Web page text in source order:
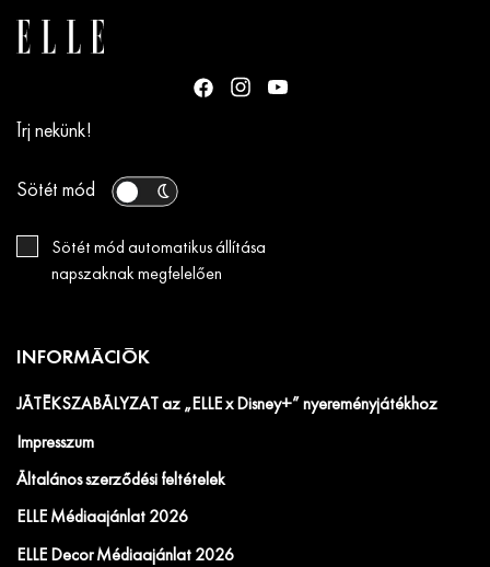
Írj nekünk!
Sötét mód
Sötét mód automatikus állítása
napszaknak megfelelően
INFORMÁCIÓK
JÁTÉKSZABÁLYZAT az „ELLE x Disney+” nyereményjátékhoz
Impresszum
Általános szerződési feltételek
ELLE Médiaajánlat 2026
ELLE Decor Médiaajánlat 2026